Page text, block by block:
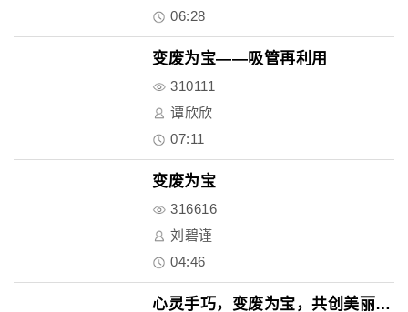
06:28
变废为宝——吸管再利用
310111
谭欣欣
07:11
变废为宝
316616
刘碧谨
04:46
心灵手巧，变废为宝，共创美丽社..